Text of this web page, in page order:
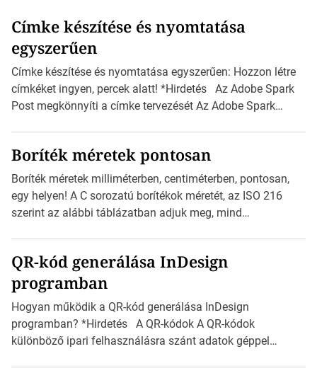
Címke készítése és nyomtatása
egyszerűen
Címke készítése és nyomtatása egyszerűen: Hozzon létre
címkéket ingyen, percek alatt! *Hirdetés Az Adobe Spark
Post megkönnyíti a címke tervezését Az Adobe Spark
igazán foroghatnak a kreatív fogaskerekek, miközben
zajlik a saját címke készítése. Hogyan készítsünk címkét?
Válasszon méretet és alakot: Válassza ki a kívánt címke
méretét. Akár néhány […]
Boríték méretek pontosan
Boríték méretek milliméterben, centiméterben, pontosan,
egy helyen! A C sorozatú borítékok méretét, az ISO 216
szerint az alábbi táblázatban adjuk meg, mind
mutatja az A4-es papírlaphoz viszonyítva. Az amerikai és
észak-amerikai boríték méretére az ISO 216 nem
vonatkozik. Boríték méretének táblázata C0-tól […]
QR-kód generálása InDesign
programban
Hogyan működik a QR-kód generálása InDesign
programban? *Hirdetés A QR-kódok A QR-kódok
különböző ipari felhasználásra szánt adatok géppel